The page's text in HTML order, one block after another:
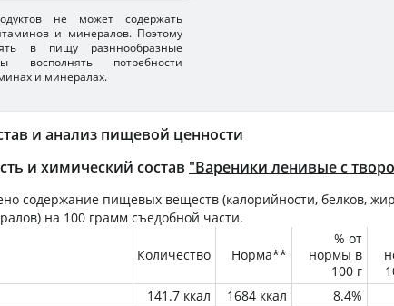
и анализ пищевой ценности
и химический состав "Вареники ленивые с
содержание пищевых веществ (калорийности, белков,
на 100 грамм съедобной части.
Количество Норма**
% от
нормы в
100 г
141.7 ккал 1684 ккал 8.4%
не может содержать
и минералов. Поэтому
в пищу разннообразные
восполнять потребности
и минералах.